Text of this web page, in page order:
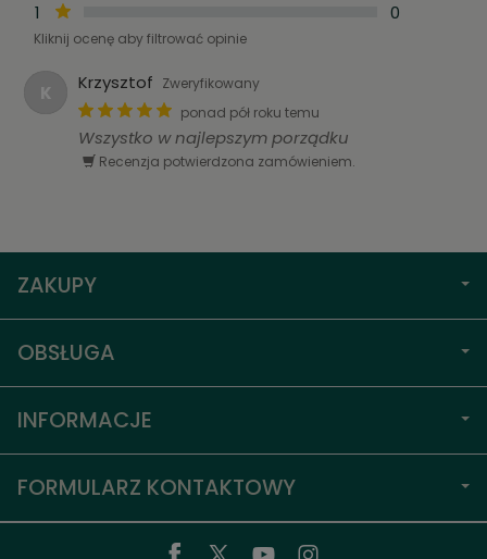
1
0
Kliknij ocenę aby filtrować opinie
K Krzysztof Zweryfikowany
ponad pół roku temu
Wszystko w najlepszym porządku
Recenzja potwierdzona zamówieniem.
ZAKUPY
OBSŁUGA
INFORMACJE
FORMULARZ KONTAKTOWY